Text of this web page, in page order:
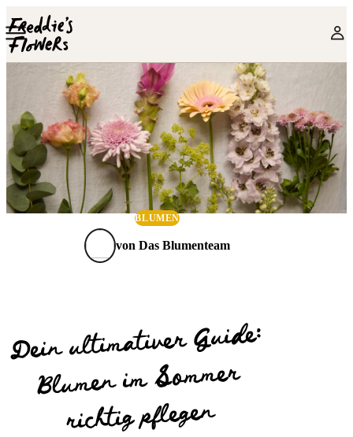
Skip to main content
BLUMEN
von Das Blumenteam
Dein ultimativer Guide:
Blumen im Sommer
richtig pflegen